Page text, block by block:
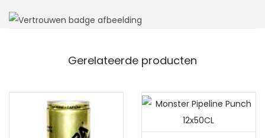
Gerelateerde producten